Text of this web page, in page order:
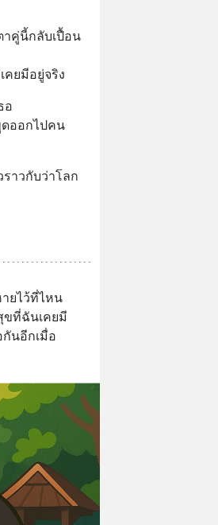
าคู่นี้กลับเปื้อน
คยมีอยู่จริง
อ
ดออกไปคน
าวกับว่าโลก
ยไว้ที่ไหน
ขที่ฉันเคยมี
กันอีกเมื่อ